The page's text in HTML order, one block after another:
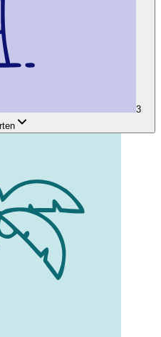
3